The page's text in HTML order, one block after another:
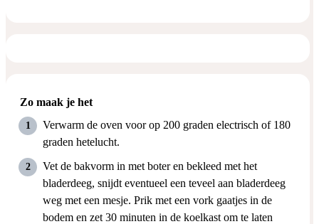
Zo maak je het
Verwarm de oven voor op 200 graden electrisch of 180
graden hetelucht.
Vet de bakvorm in met boter en bekleed met het
bladerdeeg, snijdt eventueel een teveel aan bladerdeeg
weg met een mesje. Prik met een vork gaatjes in de
bodem en zet 30 minuten in de koelkast om te laten